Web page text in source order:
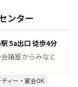
ンター
5a出口 徒歩4分
議室からみなと
ティー・宴会OK